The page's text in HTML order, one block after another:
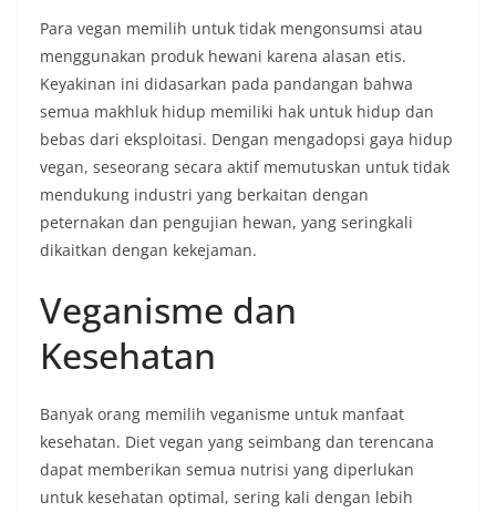
Para vegan memilih untuk tidak mengonsumsi atau
menggunakan produk hewani karena alasan etis.
Keyakinan ini didasarkan pada pandangan bahwa
semua makhluk hidup memiliki hak untuk hidup dan
bebas dari eksploitasi. Dengan mengadopsi gaya hidup
vegan, seseorang secara aktif memutuskan untuk tidak
mendukung industri yang berkaitan dengan
peternakan dan pengujian hewan, yang seringkali
dikaitkan dengan kekejaman.
Veganisme dan
Kesehatan
Banyak orang memilih veganisme untuk manfaat
kesehatan. Diet vegan yang seimbang dan terencana
dapat memberikan semua nutrisi yang diperlukan
untuk kesehatan optimal, sering kali dengan lebih